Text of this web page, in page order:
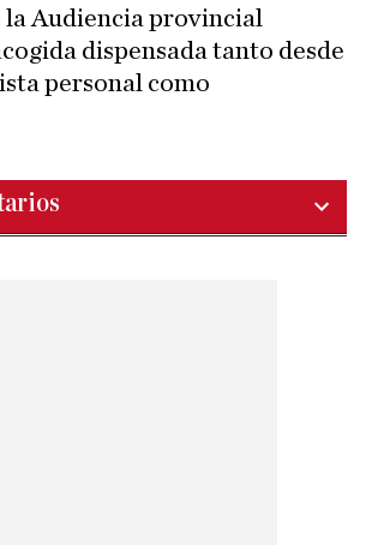
Audiencia provincial
dispensada tanto desde
personal como